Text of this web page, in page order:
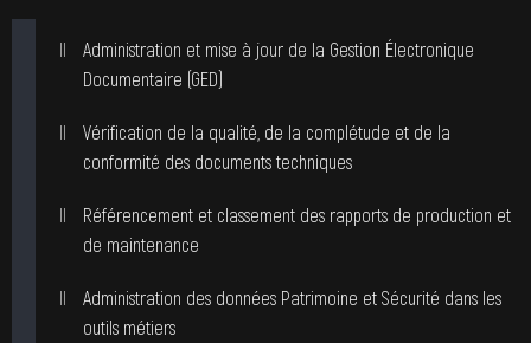
Administration et mise à jour de la Gestion Électronique
Documentaire (GED)
Vérification de la qualité, de la complétude et de la
conformité des documents techniques
Référencement et classement des rapports de production et
de maintenance
Administration des données Patrimoine et Sécurité dans les
outils métiers